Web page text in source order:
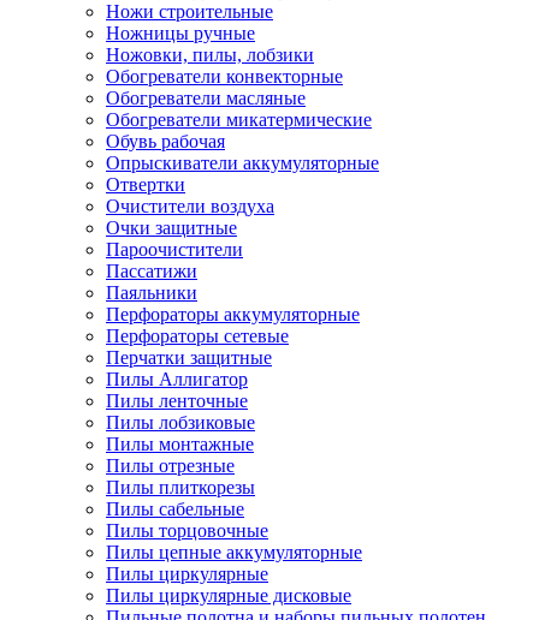
Ножи строительные
Ножницы ручные
Ножовки, пилы, лобзики
Обогреватели конвекторные
Обогреватели масляные
Обогреватели микатермические
Обувь рабочая
Опрыскиватели аккумуляторные
Отвертки
Очистители воздуха
Очки защитные
Пароочистители
Пассатижи
Паяльники
Перфораторы аккумуляторные
Перфораторы сетевые
Перчатки защитные
Пилы Аллигатор
Пилы ленточные
Пилы лобзиковые
Пилы монтажные
Пилы отрезные
Пилы плиткорезы
Пилы сабельные
Пилы торцовочные
Пилы цепные аккумуляторные
Пилы циркулярные
Пилы циркулярные дисковые